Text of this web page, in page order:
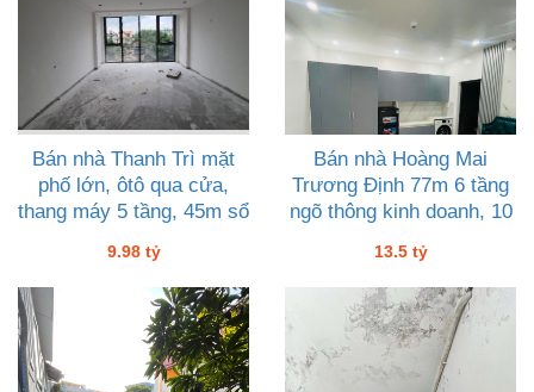
Bán nhà Thanh Trì mặt
phố lớn, ôtô qua cửa,
thang máy 5 tầng, 45m sổ
9.98 tỷ
Bán nhà Hoàng Mai
Trương Định 77m 6 tầng
ngõ thông kinh doanh, 10
ôtô
13.5 tỷ